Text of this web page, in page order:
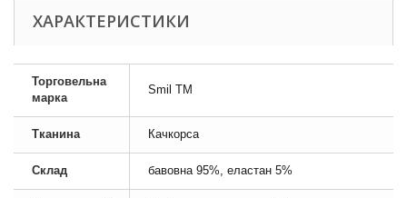
ХАРАКТЕРИСТИКИ
Торговельна
марка
Smil TM
Тканина Качкорса
Склад бавовна 95%, еластан 5%